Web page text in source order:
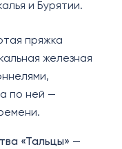
и Бурятии.
пряжка
железная
по ней —
«Тальцы» —